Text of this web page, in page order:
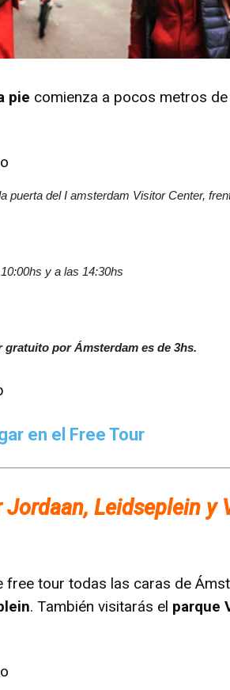
pie comienza a pocos metros
puerta del I amsterdam Visitor Center,
10:00hs y a las 14:30hs
gratuito por Ámsterdam es de 3hs.
en el Free Tour
Jordaan, Leidseplein y
free tour todas las caras de
. También visitarás el parque